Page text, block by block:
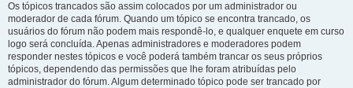
Os tópicos trancados são assim colocados por um administrador ou
moderador de cada fórum. Quando um tópico se encontra trancado, os
usuários do fórum não podem mais respondê-lo, e qualquer enquete em curso
logo será concluída. Apenas administradores e moderadores podem
responder nestes tópicos e você poderá também trancar os seus próprios
tópicos, dependendo das permissões que lhe foram atribuídas pelo
administrador do fórum. Algum determinado tópico pode ser trancado por